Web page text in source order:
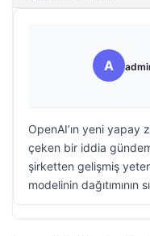
A
OpenAI’ın yeni
çeken bir iddia
şirketten gelişmiş
modelinin dağıtımının